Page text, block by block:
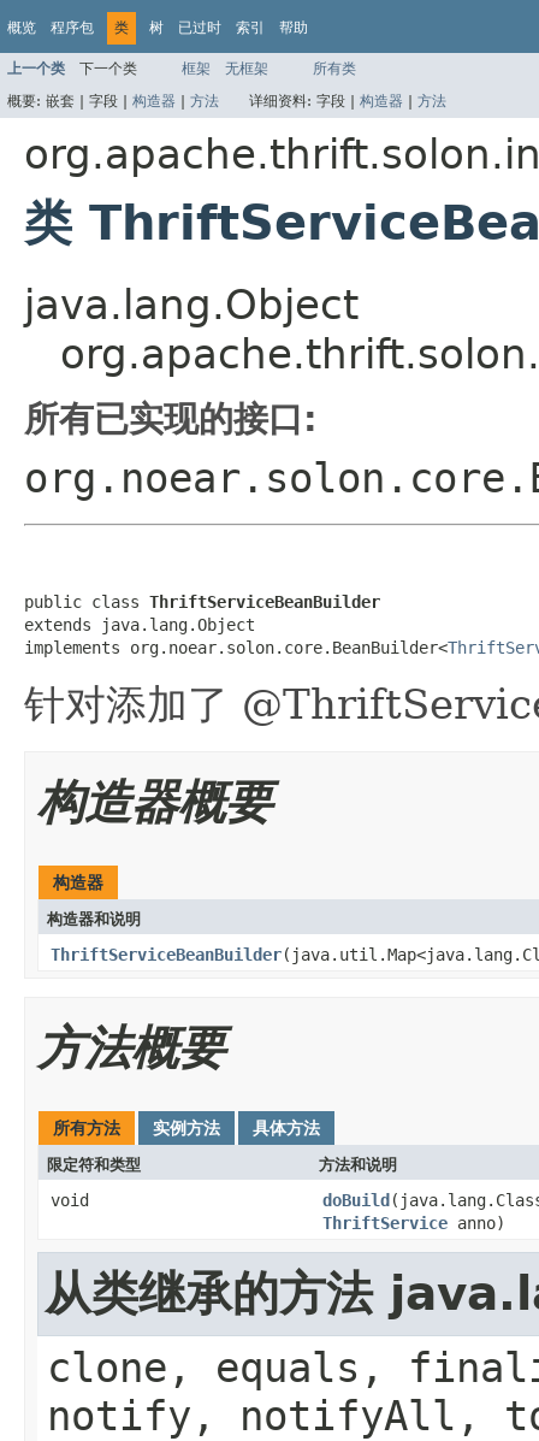
概览 程序包 类 树 已过时 索引 帮助
上一个类 下一个类 框架 无框架
所有类
概要: 嵌套 | 字段 | 构造器 | 方法 详细资料: 字段 | 构造器 | 方法
类
java.lang.Object
所有已实现的接口:
public class ThriftServiceBeanBuilder
extends java.lang.Object
implements org.noear.solon.core.BeanBuilder<
针对添加了
构造器概要
构造器
构造器和说明
ThriftServiceBeanBuilder
方法概要
所有方法 实例方法 具体方法
限定符和类型 方法和说明
void doBuild
ThriftService anno)
从类继承的方法
clone, equals,
notify, notifyAll,